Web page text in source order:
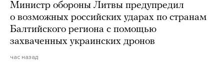
Министр обороны Литвы предупредил
о возможных российских ударах по странам
Балтийского региона с помощью
захваченных украинских дронов
час назад